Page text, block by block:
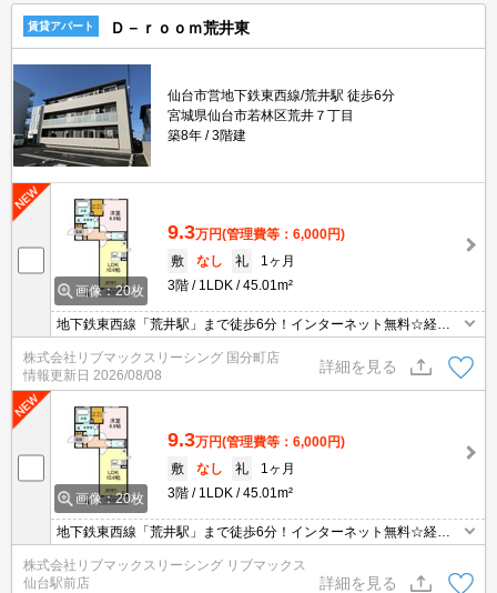
賃貸アパート Ｄ－ｒｏｏｍ荒井東
仙台市営地下鉄東西線/荒井駅 徒歩6分
宮城県仙台市若林区荒井７丁目
築8年
3階建
画像：20枚
9.3万円(管理費等：6,000円)
敷
なし 礼
1ヶ月
3階
1LDK 45.01m²
地下鉄東西線「荒井駅」まで徒歩6分！インターネット無料☆経済
的なオール電化対応☆ペット飼育(小型犬２匹まで)相談可能！オー
トロック、ＳＥＣＯＭホームセキュリティ付きで防犯面も安心で
す。
株式会社リブマックスリーシング 国分町店
情報更新日 2026/08/08
詳細を見る
画像：20枚
9.3万円(管理費等：6,000円)
敷
なし 礼
1ヶ月
3階
1LDK 45.01m²
地下鉄東西線「荒井駅」まで徒歩6分！インターネット無料☆経済
的なオール電化対応☆ペット飼育(小型犬２匹まで)相談可能！オー
トロック、ＳＥＣＯＭホームセキュリティ付きで防犯面も安心で
す。
株式会社リブマックスリーシング リブマックス
仙台駅前店
詳細を見る